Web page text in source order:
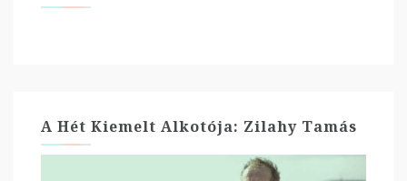
A Hét Kiemelt Alkotója: Zilahy Tamás